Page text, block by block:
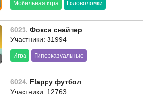
Мобильная игра Головоломки
6023. Фокси снайпер
Участники: 31994
Игра Гиперказуальные
6024. Flappy футбол
Участники: 12763